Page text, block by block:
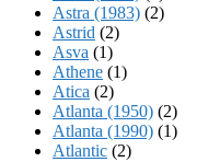
Astra (1983) (2)
Astrid (2)
Asva (1)
Athene (1)
Atica (2)
Atlanta (1950) (2)
Atlanta (1990) (1)
Atlantic (2)